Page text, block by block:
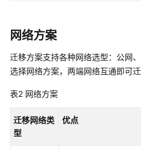
数
据
迁
到
前
网络方案
迁移方案支持各种网络选型：公网
选择网络方案，两端网络互通即可迁
表2 网络方案
迁移网络类
型
优点